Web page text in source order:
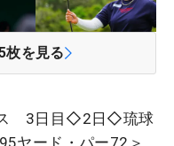
枚を見る
ス 3日目◇2日◇琉球